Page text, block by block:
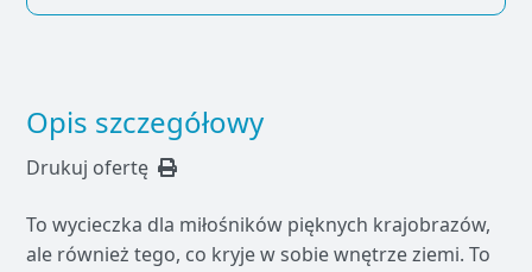
Opis szczegółowy
Drukuj ofertę
To wycieczka dla miłośników pięknych krajobrazów,
ale również tego, co kryje w sobie wnętrze ziemi. To